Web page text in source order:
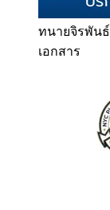
ทนายจิรพันธ์
เอกสาร